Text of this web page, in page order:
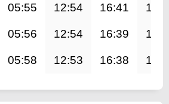
05:55 12:54 16:41
05:56 12:54 16:39
05:58 12:53 16:38